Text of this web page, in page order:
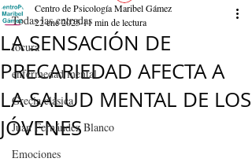
Todas las entradas
locura
enfermedad mental
Grecia clásica
Juan Fernández Blanco
Emociones
LA SENSACIÓN DE
PRECARIEDAD AFECTA A
LA SALUD MENTAL DE LOS
JÓVENES
Centro de Psicología Maribel Gámez
22 ene 202511 min de lectura